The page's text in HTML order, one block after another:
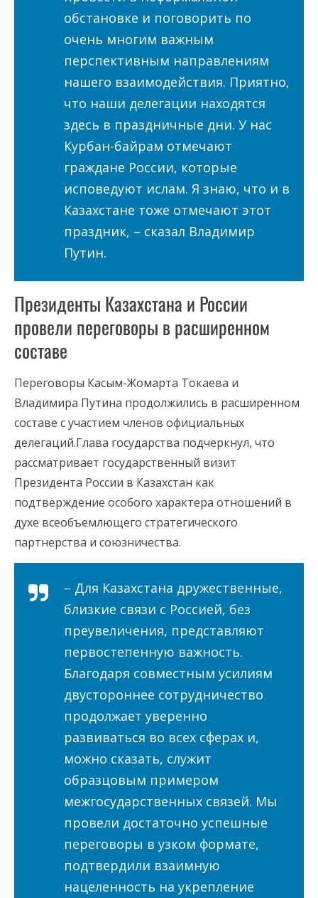
обстановке и поговорить по
очень многим важным
перспективным направлениям
нашего взаимодействия. ​Приятно,
что наши делегации находятся
здесь в праздничные дни. У нас
Курбан-байрам отмечают
граждане России, которые
исповедуют ислам. Я знаю, что и в
Казахстане тоже отмечают этот
праздник, – сказал Владимир
Путин.
Президенты Казахстана и России
провели переговоры в расширенном
составе
Переговоры Касым-Жомарта Токаева и
Владимира Путина продолжились в расширенном
составе с участием членов официальных
делегаций.Глава государства подчеркнул, что
рассматривает государственный визит
Президента России в Казахстан как
подтверждение особого характера отношений в
духе всеобъемлющего стратегического
партнерства и союзничества.
– Для Казахстана дружественные,
близкие связи с Россией, без
преувеличения, представляют
первостепенную важность.
Благодаря совместным усилиям
двустороннее сотрудничество
продолжает уверенно
развиваться во всех сферах и,
можно сказать, служит
образцовым примером
межгосударственных связей. Мы
провели достаточно успешные
переговоры в узком формате,
подтвердили взаимную
нацеленность на укрепление